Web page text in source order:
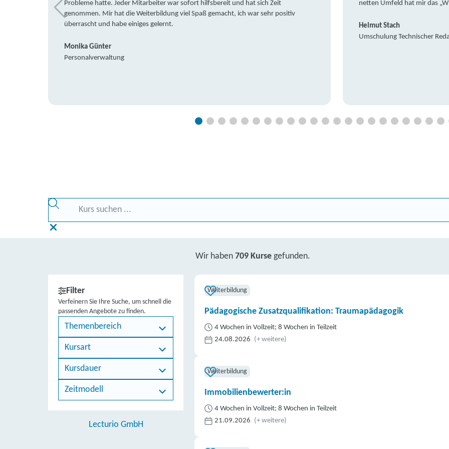
Probleme hatte. Jeder Mitarbeiter war sofort hilfsbereit und hat sich Zeit
genommen. Mir hat die Weiterbildung viel Spaß gemacht, ich war sehr positiv
überrascht und habe einiges gelernt.
Monika Günter
Personalverwaltung
netten Umfeld hat mir das
Helmut Stach
Umschulung Technischer
Wir haben 709 Kurse gefunden.
Filter
Verfeinern Sie Ihre Suche, um schnell die
passenden Angebote zu finden.
Themenbereich
Kursart
Kursdauer
Zeitmodell
Lecturio GmbH
Weiterbildung
Pädagogische Zusatzqualifikation: Traumapädagogik
4 Wochen in Vollzeit; 8 Wochen in Teilzeit
24.08.2026 (+ weitere)
Weiterbildung
Immobilienbewerter:in
4 Wochen in Vollzeit; 8 Wochen in Teilzeit
21.09.2026 (+ weitere)